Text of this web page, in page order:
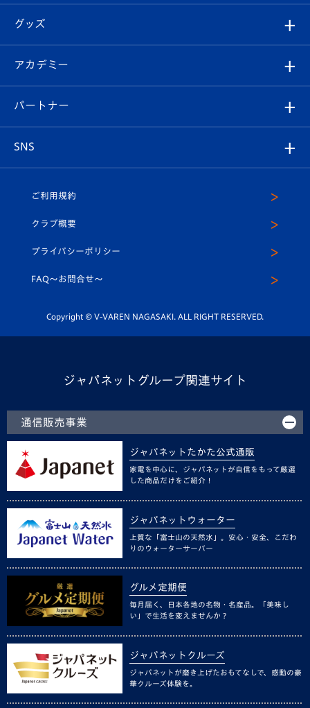
チケット
イベント
メディア
ホームタウン
スタッフプロフィール
マスコット紹介
平和祈念活動
ホームタウン活動
はじめての観戦ガイド
Revive Team
ヴィヴィくんの長崎おもてなしガイド
フォトギャラリー
スタジアムグルメ
チケット
V-LOVERS（ファンクラブ）
プレイヤーズスイート
グッズ
オンラインショップ
店舗情報
アカデミー
育成からのお知らせ
U-18
スクール
パートナー
SNS
ヴィヴィくんインスタグラム
公式LINE＠
ご利用規約
クラブ概要
プライバシーポリシー
FAQ〜お問合せ〜
Copyright © V-VAREN NAGASAKI. ALL RIGHT RESERVED.
ジャパネットグループ関連サイト
通信販売事業
ジャパネットたかた公式通販
家電を中心に、ジャパネットが自信をもって厳選
した商品だけをご紹介！
ジャパネットウォーター
上質な「富士山の天然水」。安心・安全、こだわ
りのウォーターサーバー
グルメ定期便
毎月届く、日本各地の名物・名産品。「美味し
い」で生活を変えませんか？
ジャパネットクルーズ
ジャパネットが磨き上げたおもてなしで、感動の豪
華クルーズ体験を。